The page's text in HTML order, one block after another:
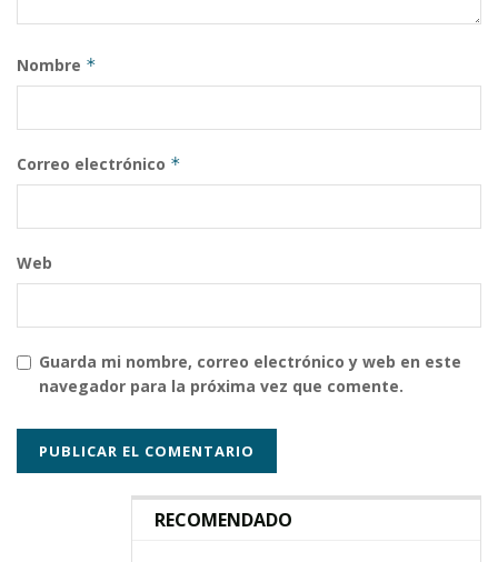
Nombre *
Correo electrónico *
Web
Guarda mi nombre, correo electrónico y web en este
navegador para la próxima vez que comente.
RECOMENDADO